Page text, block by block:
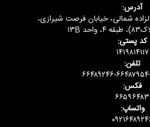
آدرس:
شمالی، خیابان فرصت شیرازی،
کد پستی:
۱۴۱۹۸۱۴۱۱۷
تلفن:
۶۶۹۰۲۰۹۵
فکس:
۶۶۵۹۶۴۸۳
واتساپ: